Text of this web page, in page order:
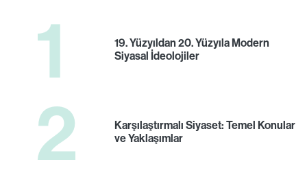
1
19. Yüzyıldan 20. Yüzyıla Modern
Siyasal İdeolojiler
2
Karşılaştırmalı Siyaset: Temel Konular
ve Yaklaşımlar